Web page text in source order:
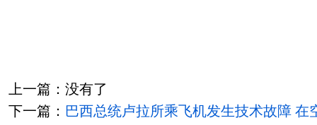
上一篇：没有了
下一篇： 巴西总统卢拉所乘飞机发生技术故障 在